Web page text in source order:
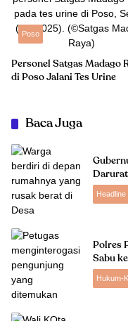
Poso
Personel Satgas Madago
di Poso Jalani Tes Urine
Baca Juga
Darurat
Headline
Polres
Sabu
Hukum-